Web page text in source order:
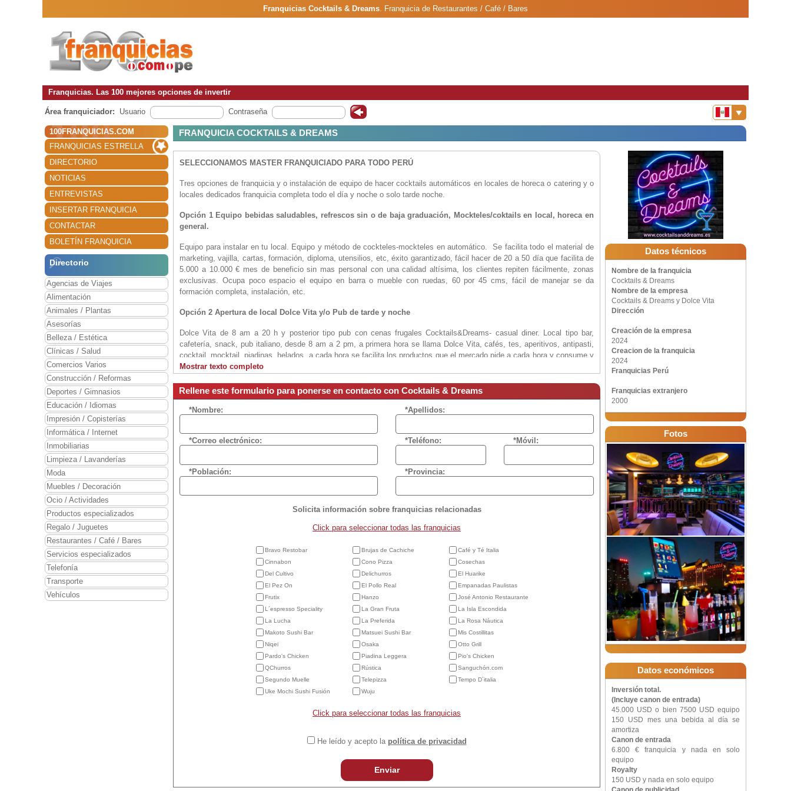
Franquicias Cocktails & Dreams. Franquicia de Restaurantes / Café / Bares
Franquicias. Las 100 mejores opciones de invertir
Área franquiciador: Usuario Contraseña
100FRANQUICIAS.COM
FRANQUICIAS ESTRELLA
DIRECTORIO
NOTICIAS
ENTREVISTAS
INSERTAR FRANQUICIA
CONTACTAR
BOLETÍN FRANQUICIA
Directorio
Agencias de Viajes
Alimentación
Animales / Plantas
Asesorías
Belleza / Estética
Clínicas / Salud
Comercios Varios
Construcción / Reformas
Deportes / Gimnasios
Educación / Idiomas
Impresión / Copisterías
Informática / Internet
Inmobiliarias
Limpieza / Lavanderías
Moda
Muebles / Decoración
Ocio / Actividades
Productos especializados
Regalo / Juguetes
Restaurantes / Café / Bares
Servicios especializados
Telefonía
Transporte
Vehículos
FRANQUICIA COCKTAILS & DREAMS
SELECCIONAMOS MASTER FRANQUICIADO PARA TODO PERÚ
Tres opciones de franquicia y o instalación de equipo de hacer cocktails automáticos en locales de horeca o catering y o
locales dedicados franquicia completa todo el día y noche o solo tarde noche.
Opción 1 Equipo bebidas saludables, refrescos sin o de baja graduación, Mockteles/coktails en local, horeca en
general.
Equipo para instalar en tu local. Equipo y método de cockteles-mockteles en automático. Se facilita todo el material de
marketing, vajilla, cartas, formación, diploma, utensilios, etc, éxito garantizado, fácil hacer de 20 a 50 día que facilita de
5.000 a 10.000 € mes de beneficio sin mas personal con una calidad altísima, los clientes repiten fácilmente, zonas
exclusivas. Ocupa poco espacio el equipo en barra o mueble con ruedas, 60 por 45 cms, fácil de manejar se da
formación completa, instalación, etc.
Opción 2 Apertura de local Dolce Vita y/o Pub de tarde y noche
Dolce Vita de 8 am a 20 h y posterior tipo pub con cenas frugales Cocktails&Dreams- casual diner. Local tipo bar,
cafetería, snack, pub italiano, desde 8 am a 2 pm, a primera hora se llama Dolce Vita, cafés, tes, aperitivos, antipasti,
cocktail, mocktail, piadinas, helados, a cada hora se facilita los productos que el mercado pide a cada hora y consume y
a partir de las 20 h se transforma en Cocktails & Dreams donde se puede beber 45 tipos de cocktails y aperitivos.
Opción 3. Italian Pub-Casual Diner
Modelo 3 Italian Pub-Casual Diner de 18pm a 2 pm con comida también rápida y ms dedicado al enterteiment y tiempo
libre.
Al dar un valor añadido podemos vender con un mayor margen. También se tiene exclusiva de zona para distribuir
poco personal.
Mostrar texto completo
Rellene este formulario para ponerse en contacto con Cocktails & Dreams
*Nombre: *Apellidos:
*Correo electrónico: *Teléfono: *Móvil:
*Población: *Provincia:
Solicita información sobre franquicias relacionadas
Click para seleccionar todas las franquicias
Bravo Restobar Brujas de Cachiche
Café y Té Italia
Cinnabon
Cono Pizza
Cosechas
Del Cultivo
Delichurros
El Huarike
El Pez On
El Pollo Real
Empanadas Paulistas
Frutix
Hanzo
José Antonio Restaurante
L´espresso Speciality
La Gran Fruta
La Isla Escondida
La Lucha
La Preferida
La Rosa Náutica
Makoto Sushi Bar
Matsuei Sushi Bar
Mis Costillitas
Niqei
Osaka
Otto Grill
Pardo's Chicken
Piadina Leggera
Pio's Chicken
QChurros
Rústica
Sanguchón.com
Segundo Muelle
Telepizza
Tempo D´italia
Uke Mochi Sushi Fusión
Wuju
Click para seleccionar todas las franquicias
He leído y acepto la política de privacidad
Enviar
Datos técnicos
Nombre de la franquicia
Cocktails & Dreams
Nombre de la empresa
Cocktails & Dreams y Dolce Vita
Dirección
Creación de la empresa
2024
Creacion de la franquicia
2024
Franquicias Perú
Franquicias extranjero
2000
Fotos
Datos económicos
Inversión total.
(Incluye canon de entrada)
45.000 USD o bien 7500 USD equipo
150 USD mes una bebida al día se
amortiza
Canon de entrada
6.800 € franquicia y nada en solo
equipo
Royalty
150 USD y nada en solo equipo